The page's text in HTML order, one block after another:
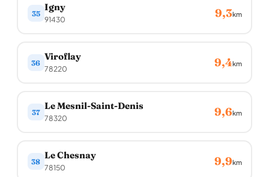
35
Igny
91430 9,3km
36
Viroflay
78220 9,4km
37
Le Mesnil-Saint-Denis
78320 9,6km
38
Le Chesnay
78150 9,9km